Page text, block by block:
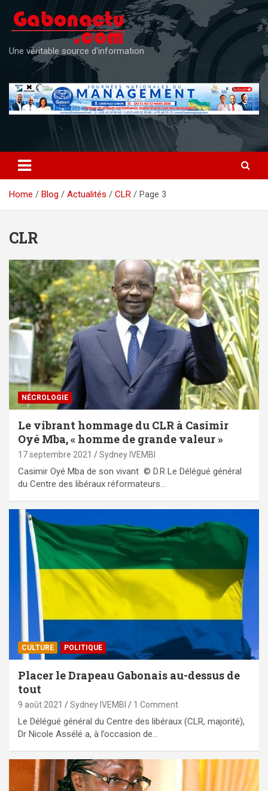
content
Une véritable source d'information
Home Blog Actualités CLR Page 3
CLR
NÉCROLOGIE
Le vibrant hommage du CLR à Casimir
Oyé Mba, « homme de grande valeur »
17 septembre 2021 Sydney IVEMBI
Casimir Oyé Mba de son vivant © D.R Le Délégué général
du Centre des libéraux réformateurs…
CULTURE POLITIQUE
Placer le Drapeau Gabonais au-dessus de
tout
9 août 2021 Sydney IVEMBI 1 Comment
Le Délégué général du Centre des libéraux (CLR, majorité),
Dr Nicole Assélé a, à l’occasion de…